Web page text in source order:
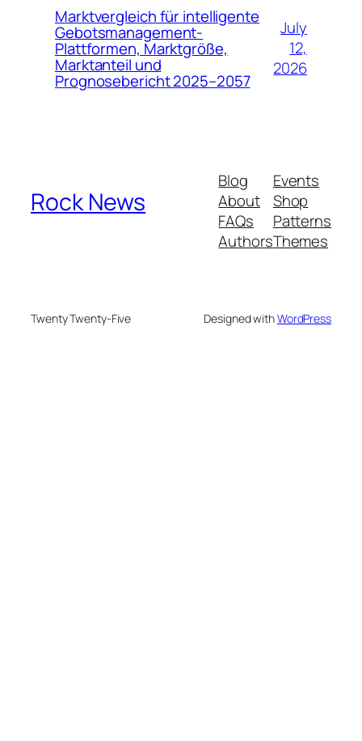
Marktvergleich für intelligente
Gebotsmanagement-
Plattformen, Marktgröße,
Marktanteil und
Prognosebericht 2025–2057
July
12,
2026
Rock News
Blog
About
FAQs
Authors
Events
Shop
Patterns
Themes
Twenty Twenty-Five Designed withWordPress